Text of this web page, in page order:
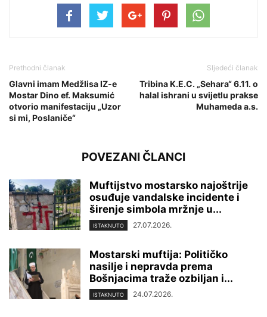
Prethodni članak
Glavni imam Medžlisa IZ-e
Mostar Dino ef. Maksumić
otvorio manifestaciju „Uzor
si mi, Poslaniče“
Sljedeći članak
Tribina K.E.C. „Sehara“ 6.11. o
halal ishrani u svijetlu prakse
Muhameda a.s.
POVEZANI ČLANCI
Muftijstvo mostarsko najoštrije
osuđuje vandalske incidente i
širenje simbola mržnje u...
ISTAKNUTO 27.07.2026.
Mostarski muftija: Političko
nasilje i nepravda prema
Bošnjacima traže ozbiljan i...
ISTAKNUTO 24.07.2026.